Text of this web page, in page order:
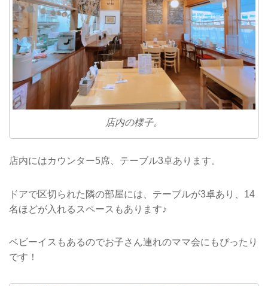
店内の様子。
店内にはカウンター5席、テーブル3卓あります。
ドアで区切られた隣の部屋には、テーブルが3卓あり、14
名ほどが入れるスペースもあります♪
ベビーイスもあるのでお子さん連れのママ会にもぴったり
です！